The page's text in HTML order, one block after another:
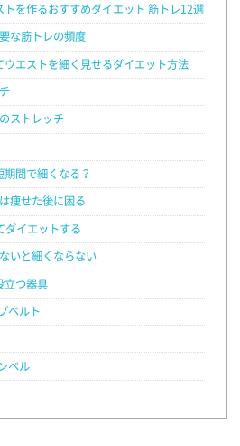
トを作るおすすめダイエット 筋トレ12選
な筋トレの頻度
ウエストを細く見せるダイエット方法
ストレッチ
間で細くなる？
痩せた後に困る
ダイエットする
いと細くならない
立つ器具
ベルト
ベル